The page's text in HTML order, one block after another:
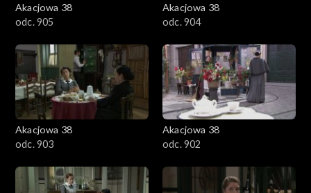
Akacjowa 38
odc. 905
Akacjowa 38
odc. 904
Akacjowa 38
odc. 903
Akacjowa 38
odc. 902